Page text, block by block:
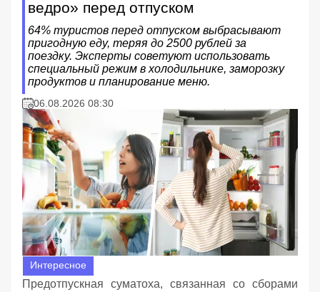
ведро» перед отпуском
64% туристов перед отпуском выбрасывают
пригодную еду, теряя до 2500 рублей за
поездку. Эксперты советуют использовать
специальный режим в холодильнике, заморозку
продуктов и планирование меню.
06.08.2026 08:30
Интересное
Предотпускная суматоха, связанная со сборами